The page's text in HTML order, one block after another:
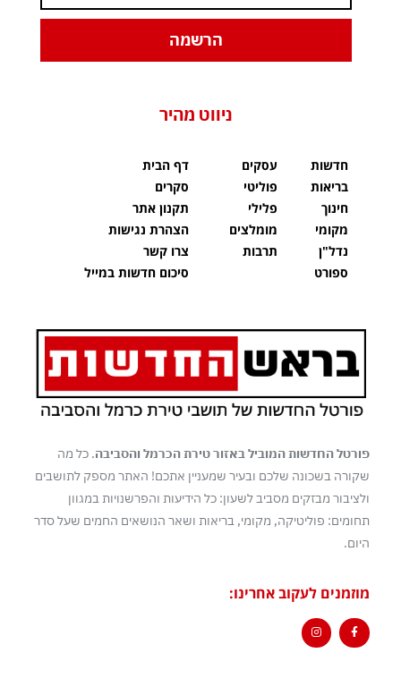
הרשמה
ניווט מהיר
חדשות
בריאות
חינוך
מקומי
נדל"ן
ספורט
עסקים
פוליטי
פלילי
מומלצים
תרבות
דף הבית
סקרים
תקנון אתר
הצהרת נגישות
צרו קשר
סיכום חדשות במייל
פורטל החדשות המוביל באזור טירת הכרמל והסביבה. כל מה
שקורה בשכונה שלכם ובעיר שמעניין אתכם! האתר מספק לתושבים
ולציבור מבזקים מסביב לשעון: כל הידיעות והפרשנויות במגוון
תחומים: פוליטיקה, מקומי, בריאות ושאר הנושאים החמים שעל סדר
היום.
מוזמנים לעקוב אחרינו: